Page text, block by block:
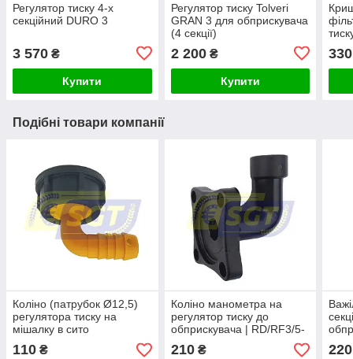
Регулятор тиску 4-х
секційний DURO 3
3 570 ₴
Купити
Регулятор тиску Tolveri
GRAN 3 для обприскувача
(4 секції)
2 200₴
Купити
330
Подібні товари компанії
Коліно (патрубок Ø12,5)
регулятора тиску на
мішалку в сито
110 ₴
Коліно манометра на
регулятор тиску до
обприскувача | RD/RF3/5-
27
210₴ 220